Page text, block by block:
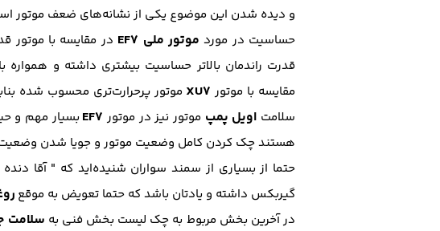
و دیده شدن این موضوع یکی از نشانه‌های ضعف موتور
حساسیت در مورد موتور ملی EF7 در مقایسه با موتور
قدرت راندمان بالاتر حساسیت بیشتری داشته و همواره
مقایسه با موتور XU7 موتور پرحرارت‌تری محسوب شده
سلامت اویل پمپ موتور نیز در موتور EF7 بسیار مهم و
هستند چک کردن کامل وضعیت موتور و جویا شدن وضعیت
حتما از بسیاری از سمند سواران شنیده‌اید که " آقا
گیربکس داشته و یادتان باشد که حتما تعویض به موقع
در آخرین بخش مربوط به چک لیست بخش فنی به سلامت